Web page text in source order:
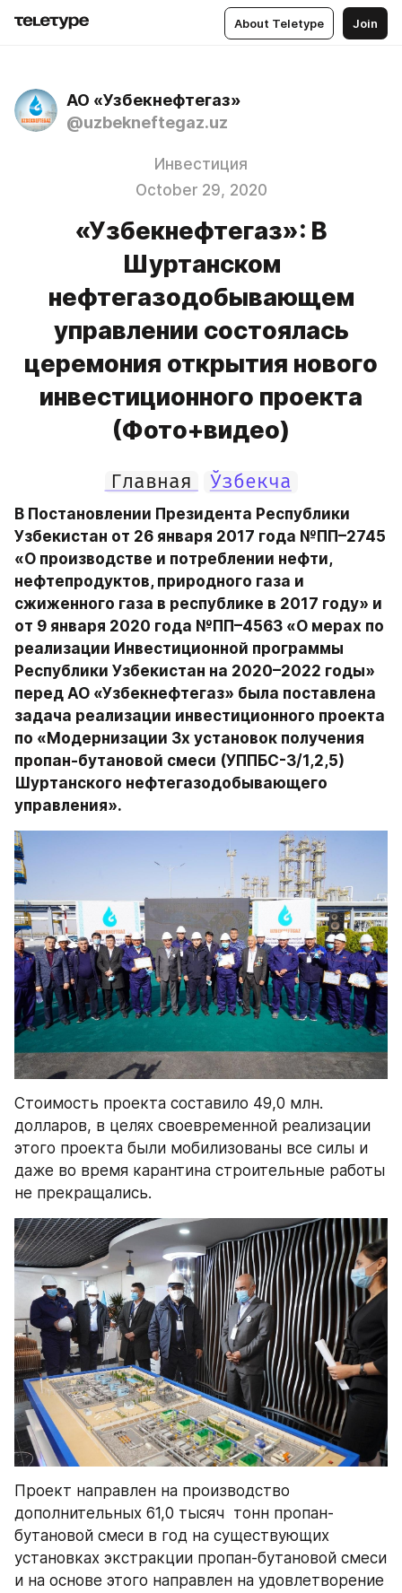
About Teletype Join
АО «Узбекнефтегаз»
@uzbekneftegaz.uz
Инвестиция
October 29, 2020
«Узбекнефтегаз»: В
Шуртанском
нефтегазодобывающем
управлении состоялась
церемония открытия нового
инвестиционного проекта
(Фото+видео)
Главная Ўзбекча
В Постановлении Президента Республики
Узбекистан от 26 января 2017 года №ПП–2745
«О производстве и потреблении нефти,
нефтепродуктов, природного газа и
сжиженного газа в республике в 2017 году» и
от 9 января 2020 года №ПП–4563 «О мерах по
реализации Инвестиционной программы
Республики Узбекистан на 2020–2022 годы»
перед АО «Узбекнефтегаз» была поставлена
задача реализации инвестиционного проекта
по «Модернизации 3х установок получения
пропан-бутановой смеси (УППБС-3/1,2,5)
Шуртанского нефтегазодобывающего
управления».
Стоимость проекта составило 49,0 млн.
долларов, в целях своевременной реализации
этого проекта были мобилизованы все силы и
даже во время карантина строительные работы
не прекращались.
Проект направлен на производство
дополнительных 61,0 тысяч  тонн пропан-
бутановой смеси в год на существующих
установках экстракции пропан-бутановой смеси
и на основе этого направлен на удовлетворение